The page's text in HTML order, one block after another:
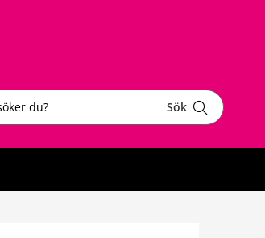
Sök